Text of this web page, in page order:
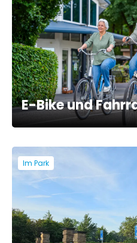
E-Bike und
Im Park